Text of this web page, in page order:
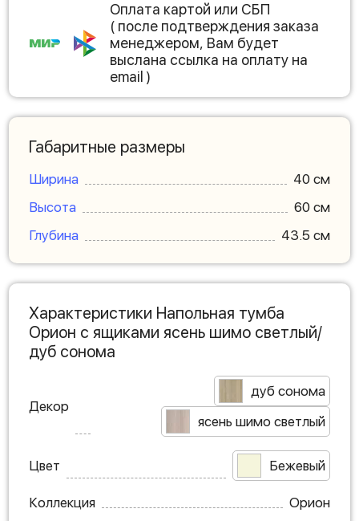
Оплата картой или СБП
( после подтверждения заказа
менеджером, Вам будет
выслана ссылка на оплату на
email )
Габаритные размеры
Ширина
40 см
Высота
60 см
Глубина
43.5 см
Характеристики Напольная тумба
Орион с ящиками ясень шимо светлый/
дуб сонома
Декор
дуб сонома
ясень шимо светлый
Цвет Бежевый
Коллекция
Орион